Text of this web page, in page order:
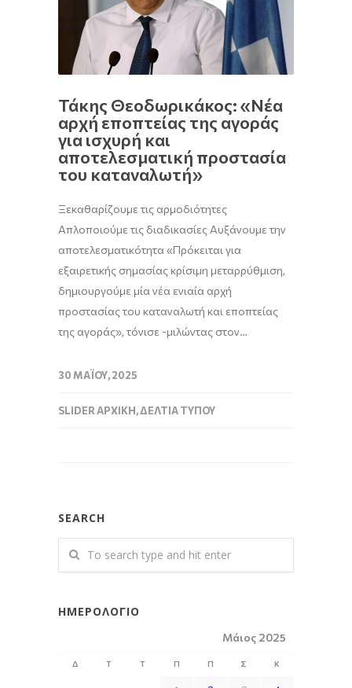
Τάκης Θεοδωρικάκος: «Νέα
αρχή εποπτείας της αγοράς
για ισχυρή και
αποτελεσματική προστασία
του καταναλωτή»
Ξεκαθαρίζουμε τις αρμοδιότητες
Απλοποιούμε τις διαδικασίες Αυξάνουμε την
αποτελεσματικότητα «Πρόκειται για
εξαιρετικής σημασίας κρίσιμη μεταρρύθμιση,
δημιουργούμε μία νέα ενιαία αρχή
προστασίας του καταναλωτή και εποπτείας
της αγοράς», τόνισε -μιλώντας στον…
30 ΜΑΪ́ΟΥ, 2025
SLIDER ΑΡΧΙΚΉ,ΔΕΛΤΊΑ ΤΎΠΟΥ
SEARCH
ΗΜΕΡΟΛΌΓΙΟ
Μάιος 2025
Δ Τ Τ Π Π Σ Κ